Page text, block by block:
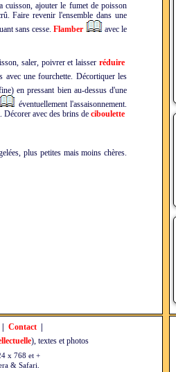
cuisson, ajouter le fumet de poisson
Faire revenir l'ensemble dans une
sans cesse.Flamber
avec le
saler, poivrer et laisser réduire
avec une fourchette. Décortiquer les
en pressant bien au-dessus d'une
éventuellement l'assaisonnement.
avec des brins de ciboulette
plus petites mais moins chères.
Contact
), textes et photos
x 768 et +
& Safari.